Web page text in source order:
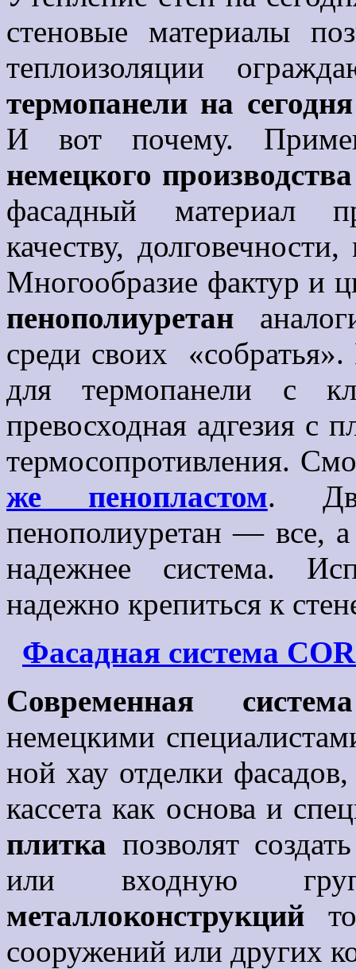
стеновые материалы
теплоизоляции
термопанели на
И вот почему.
немецкого производства
фасадный материал
качеству,
Многообразие фактур и
пенополиуретан
среди своих
для термопанели с
превосходная адгезия с
термосопротивления.
же пенопластом.
пенополиуретан — все,
надежнее система.
надежно крепиться к
Фасадная система
Современная
немецкими
ной хау отделки
кассета как основа и
плитка позволят
или входную
металлоконструкций
сооружений или других